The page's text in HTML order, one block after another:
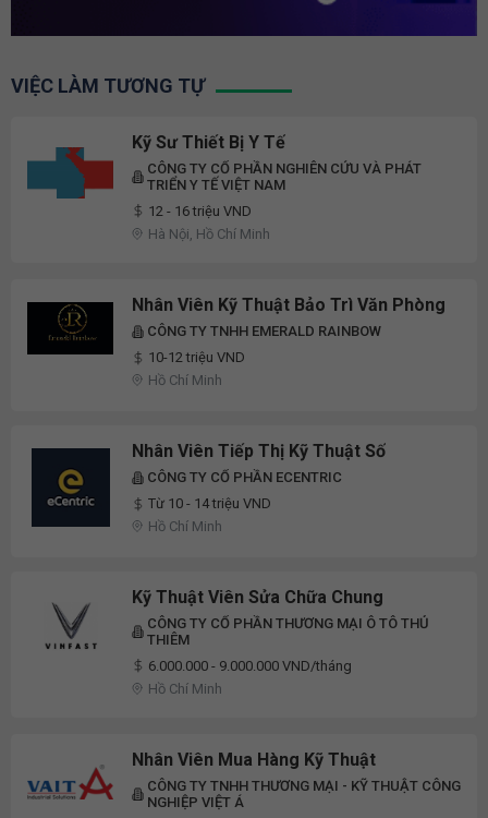
VIỆC LÀM TƯƠNG TỰ
Kỹ Sư Thiết Bị Y Tế
CÔNG TY CỔ PHẦN NGHIÊN CỨU VÀ PHÁT
TRIỂN Y TẾ VIỆT NAM
12 - 16 triệu VND
Hà Nội, Hồ Chí Minh
Nhân Viên Kỹ Thuật Bảo Trì Văn Phòng
CÔNG TY TNHH EMERALD RAINBOW
10-12 triệu VND
Hồ Chí Minh
Nhân Viên Tiếp Thị Kỹ Thuật Số
CÔNG TY CỔ PHẦN ECENTRIC
Từ 10 - 14 triệu VND
Hồ Chí Minh
Kỹ Thuật Viên Sửa Chữa Chung
CÔNG TY CỔ PHẦN THƯƠNG MẠI Ô TÔ THỦ
THIÊM
6.000.000 - 9.000.000 VND/tháng
Hồ Chí Minh
Nhân Viên Mua Hàng Kỹ Thuật
CÔNG TY TNHH THƯƠNG MẠI - KỸ THUẬT CÔNG
NGHIỆP VIỆT Á